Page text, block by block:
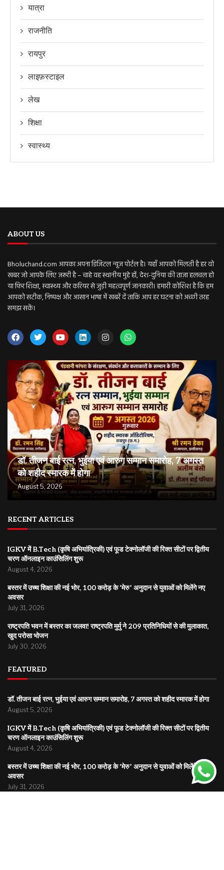
यात्रा
राजनीति
रायपुर
लाइफ़स्टाइल
लेख
शिक्षा
स्वास्थ्य
ABOUT US
Bholuchand.com आपका अपना डिजिटल न्यूज़ पोर्टल है। यहाँ आपको मिलती है हर वो
खबर जो आपके लिए ज़रूरी है – चाहे वह स्थानीय मुद्दे हों, देश-दुनिया की ताज़ा हलचल हो
या फिर शिक्षा, स्वास्थ्य और करियर से जुड़ी महत्वपूर्ण जानकारी। हमारी कोशिश है कि हम
आपको सटीक, निष्पक्ष और आसान भाषा में खबरें दें ताकि आप हर घटना को अच्छी तरह
समझ सकें।
डॉ. तीजन बाई रत्न, भुईया एवं आरुग सम्मान समारोह, 7 अगस्त
को शहीद स्मारक में होगा
August 5, 2026
RECENT ARTICLES
IGKV में B.Tech (कृषि अभियांत्रिकी) एवं फूड टेक्नोलॉजी की रिक्त सीटों पर द्वितीय
चरण ऑनलाइन काउंसिलिंग शुरू
August 4, 2026
बस्तर में उच्च शिक्षा की नई भोर, 100 करोड़ के ‘मेरु’ अनुदान से युवाओं को मिलेंगे नए
अवसर
July 31, 2026
राष्ट्रपति भवन में बस्तर का जलवा! राष्ट्रपति मुर्मु ने 209 प्रतिनिधियों से की मुलाकात,
खुद परोसा भोजन
July 30, 2026
FEATURED
डॉ. तीजन बाई रत्न, भुईया एवं आरुग सम्मान समारोह, 7 अगस्त को शहीद स्मारक में होगा
August 5, 2026
IGKV में B.Tech (कृषि अभियांत्रिकी) एवं फूड टेक्नोलॉजी की रिक्त सीटों पर द्वितीय
चरण ऑनलाइन काउंसिलिंग शुरू
August 4, 2026
बस्तर में उच्च शिक्षा की नई भोर, 100 करोड़ के ‘मेरु’ अनुदान से युवाओं को मिलेंगे नए
अवसर
July 31, 2026